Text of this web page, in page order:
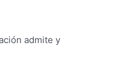
admite y